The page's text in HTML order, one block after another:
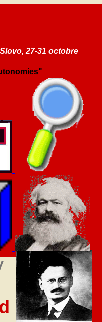
27-31 octobre